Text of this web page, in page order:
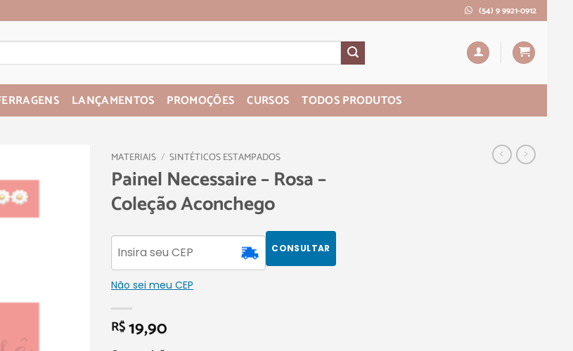
(54) 9 9921-0912
LANÇAMENTOS PROMOÇÕES CURSOS TODOS PRODUTOS
MATERIAIS / SINTÉTICOS ESTAMPADOS
Painel Necessaire – Rosa –
Coleção Aconchego
CONSULTAR
Não sei meu CEP
R$19,90